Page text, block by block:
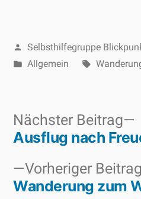
Veröffentlicht
von
Selbsthilfegruppe
Veröffentlicht
Allgemein
Vorheriger Beitrag
Wanderung zum
Nächster Beitrag
Ausflug nach